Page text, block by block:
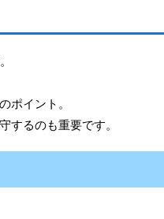
ポイント。
するのも重要です。